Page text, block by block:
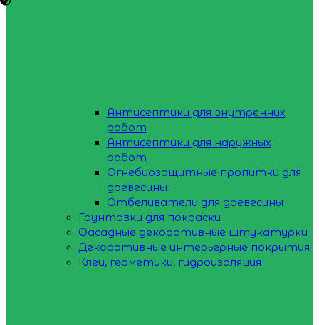
Антисептики для внутренних
работ
Антисептики для наружных
работ
Огнебиозащитные пропитки для
древесины
Отбеливатели для древесины
Грунтовки для покраски
Фасадные декоративные штукатурки
Декоративные интерьерные покрытия
Клеи, герметики, гидроизоляция